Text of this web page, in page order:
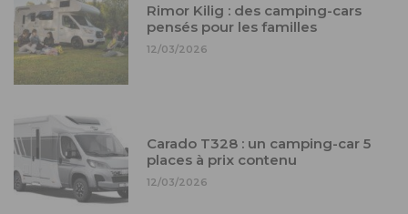
Rimor Kilig : des camping-cars
pensés pour les familles
12/03/2026
Carado T328 : un camping-car 5
places à prix contenu
12/03/2026